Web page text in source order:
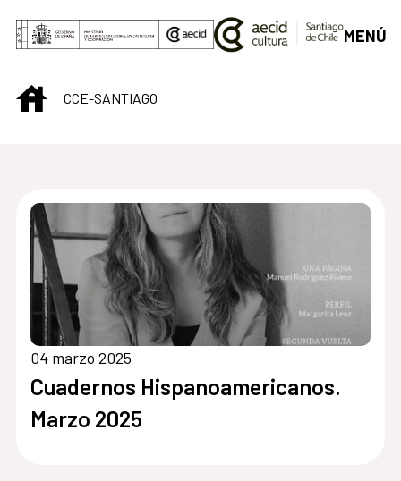
Saltar al contenido principal
MENÚ
INICIOCCE-SANTIAGO
04 marzo 2025
Cuadernos Hispanoamericanos.
Marzo 2025